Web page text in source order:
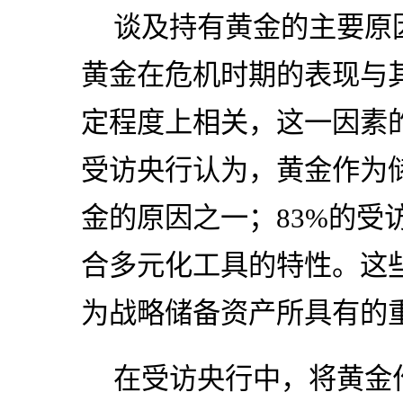
谈及持有黄金的主要
黄金在危机时期的表现与
定程度上相关，这一因素
受访央行认为，黄金作为
金的原因之一；83%的受
合多元化工具的特性。这
为战略储备资产所具有的
在受访央行中，将黄